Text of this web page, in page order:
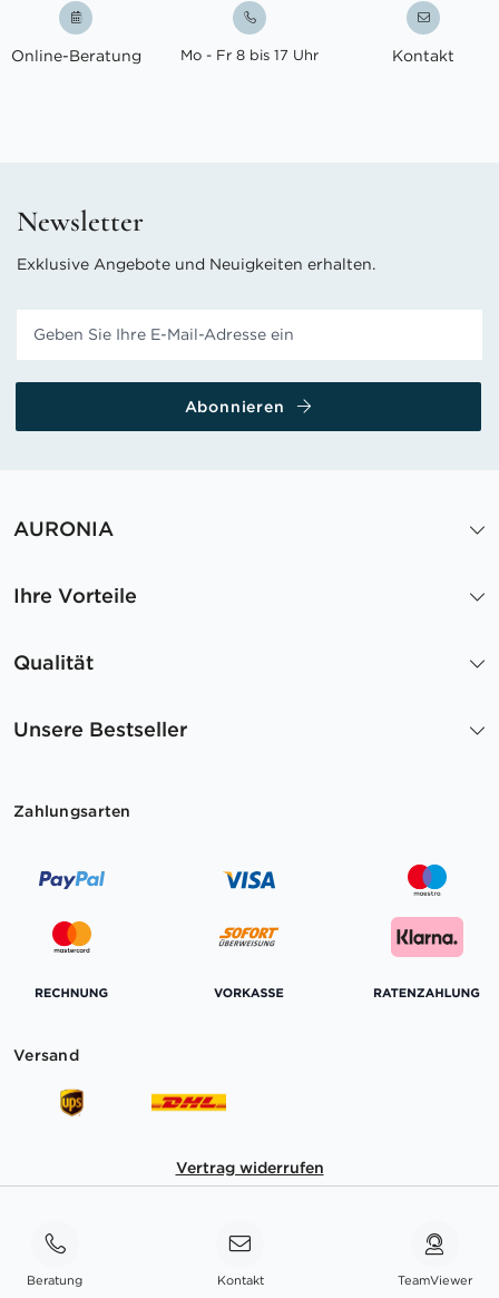
Online-Beratung Mo - Fr 8 bis 17 Uhr Kontakt
Newsletter
Exklusive Angebote und Neuigkeiten erhalten.
Abonnieren
AURONIA
Ihre Vorteile
Qualität
Unsere Bestseller
Zahlungsarten
Versand
Vertrag widerrufen
Beratung Kontakt TeamViewer